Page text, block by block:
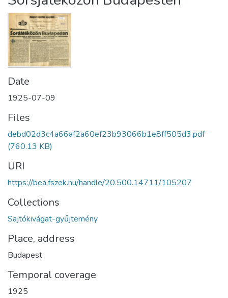
About us
Date
1925-07-09
Files
debd02d3c4a66af2a60ef23b93066b1e8ff505d3.pdf
(760.13 KB)
URI
https://bea.fszek.hu/handle/20.500.14711/105207
Collections
Sajtókivágat-gyűjtemény
Place, address
Budapest
Temporal coverage
1925